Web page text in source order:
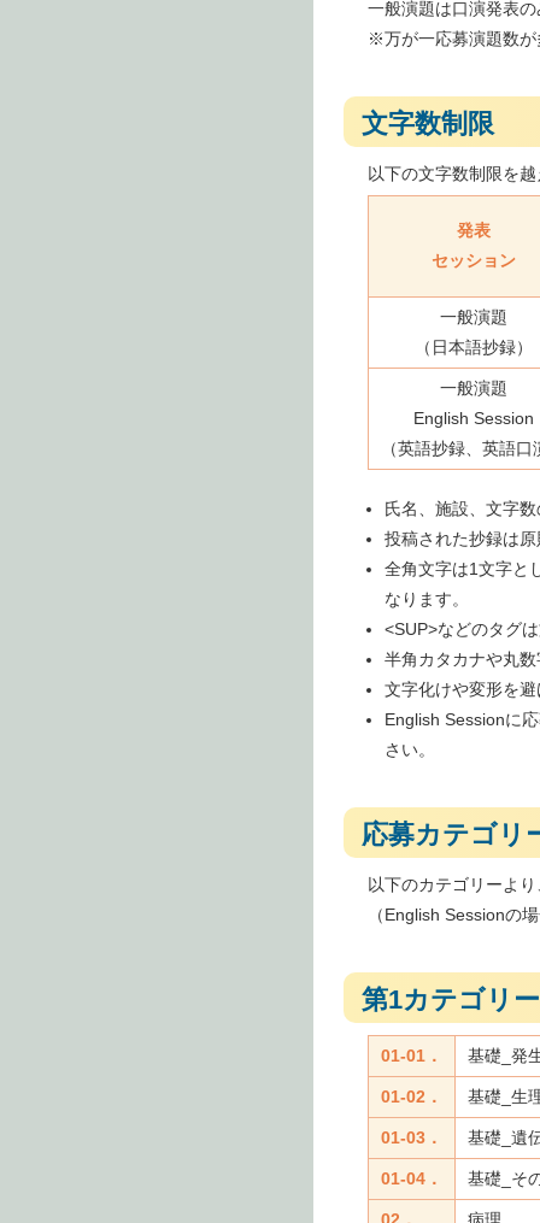
一般演題は口演発表
※万が一応募演題数が
文字数制限
以下の文字数制限を
発表
セッション
一般演題
（日本語抄録）
一般演題
English Session
（英語抄録、英語口
氏名、施設、文字
投稿された抄録は
全角文字は1文字と
なります。
<SUP>などのタグ
半角カタカナや丸
文字化けや変形を
English Sessionに
さい。
応募カテゴリ
以下のカテゴリーよ
（English Sessionの
第1カテゴリー
01-01． 基礎_発
01-02． 基礎_生
01-03． 基礎_遺
01-04． 基礎_そ